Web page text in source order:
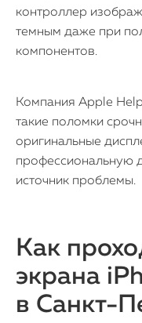
контроллер
темным даже при
компонентов.
Компания Apple
такие поломки
оригинальные
профессиональную
источник проблемы.
Как
экрана
в Санкт-